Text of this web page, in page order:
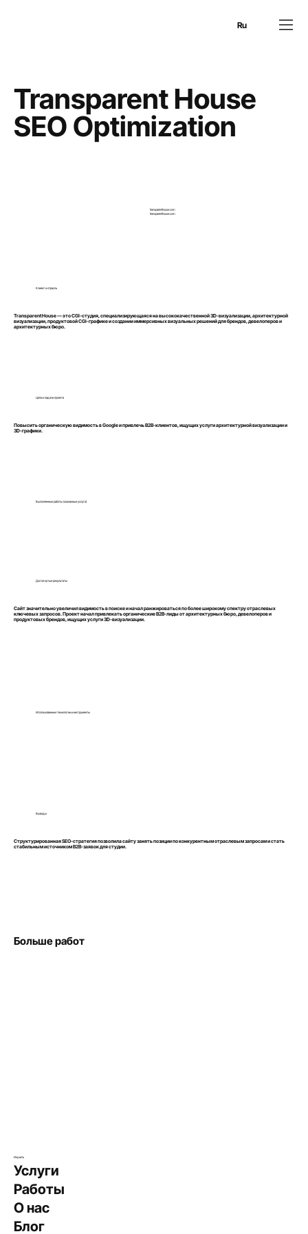
Ru
Transparent House
SEO Optimization
transparenthouse.com
transparenthouse.com
Клиент и отрасль
Transparent House — это CGI-студия, специализирующаяся на высококачественной 3D-визуализации, архитектурной
визуализации, продуктовой CGI-графике и создании иммерсивных визуальных решений для брендов, девелоперов и
архитектурных бюро.
Цели и задачи проекта
Повысить органическую видимость в Google и привлечь B2B-клиентов, ищущих услуги архитектурной визуализации и
3D-графики.
Выполненные работы (оказанные услуги)
Достигнутые результаты
Сайт значительно увеличил видимость в поиске и начал ранжироваться по более широкому спектру отраслевых
ключевых запросов. Проект начал привлекать органические B2B-лиды от архитектурных бюро, девелоперов и
продуктовых брендов, ищущих услуги 3D-визуализации.
Использованные технологии и инструменты
Выводы
Структурированная SEO-стратегия позволила сайту занять позиции по конкурентным отраслевым запросам и стать
стабильным источником B2B-заявок для студии.
Больше работ
Изучить
Услуги
Работы
О нас
Блог